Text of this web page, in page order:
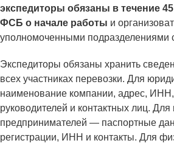
экспедиторы обязаны в течение
ФСБ о начале работы и
уполномоченными подразделениями
Экспедиторы обязаны хранить
всех участниках перевозки. Для
наименование компании, адрес,
руководителей и контактных лиц.
предпринимателей — паспортные
регистрации, ИНН и контакты. Для